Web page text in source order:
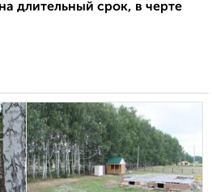
длительный срок, в черте